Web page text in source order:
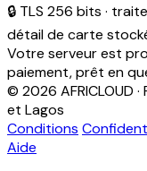
🔒 TLS 256 bits ·
détail de carte
Votre serveur est
paiement, prêt en
© 2026 AFRICLOUD
et Lagos
Conditions
Aide